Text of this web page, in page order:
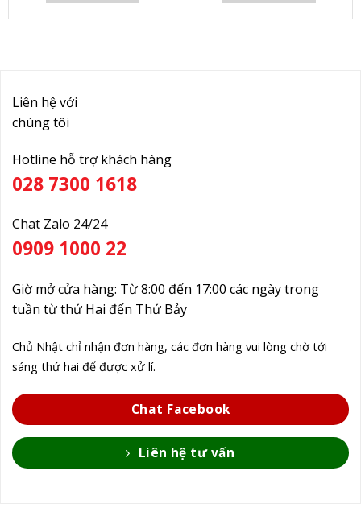
Liên hệ với
chúng tôi
Hotline hỗ trợ khách hàng
028 7300 1618
Chat Zalo 24/24
0909 1000 22
Giờ mở cửa hàng: Từ 8:00 đến 17:00 các ngày trong
tuần từ thứ Hai đến Thứ Bảy
Chủ Nhật chỉ nhận đơn hàng, các đơn hàng vui lòng chờ tới
sáng thứ hai để được xử lí.
Chat Facebook
Liên hệ tư vấn